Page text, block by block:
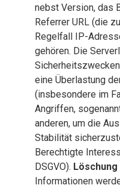
nebst Version, das
Referrer URL (die
Regelfall IP-
gehören. Die
eine Überlastung
(insbesondere im
Angriffen,
anderen, um die
Stabilität
Berechtigte
DSGVO). Löschung
Informationen